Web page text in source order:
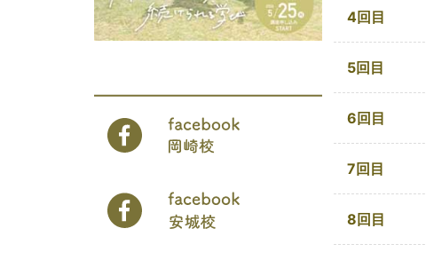
4回目
5回目
6回目
7回目
8回目